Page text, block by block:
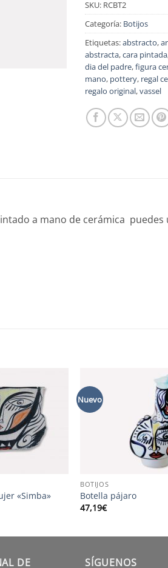
SKU: RCBT2
Categoría: Botijos
Etiquetas:abstracto,
abstracta,cara pintada
dia del padre,figura
mano, pottery, regal
regalo original,vassel
a mano de cerámica
«Simba»
Nuevo
BOTIJOS
Botella pájaro
47,19€
DE SÍGUENOS